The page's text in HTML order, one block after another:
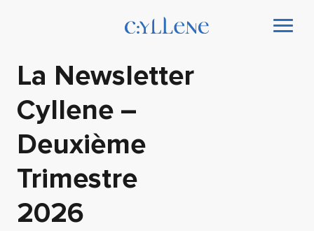
La Newsletter
Cyllene –
Deuxième
Trimestre
2026